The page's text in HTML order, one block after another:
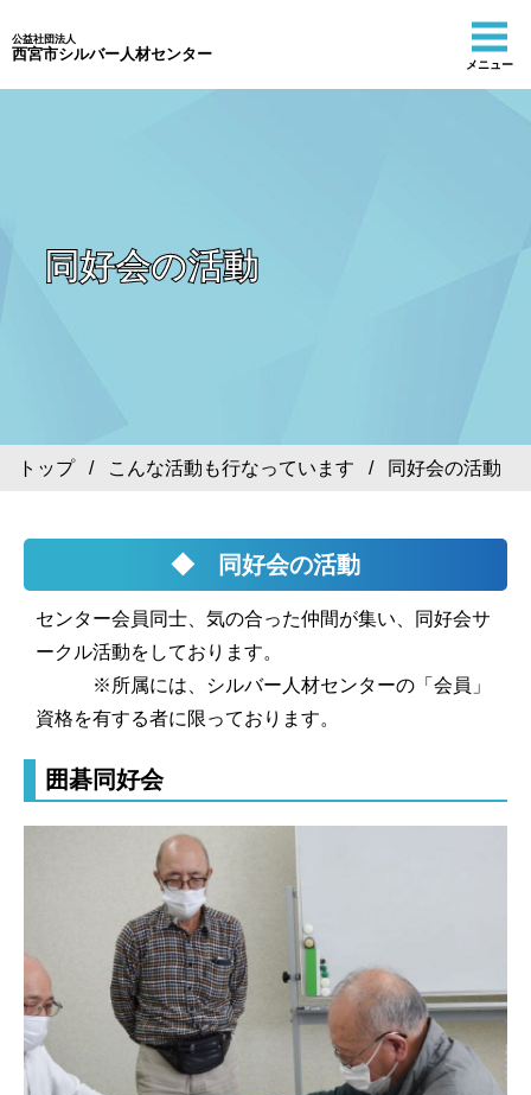
公益社団法人
西宮市シルバー人材センター
メニュー
同好会の活動
トップ/ こんな活動も行なっています / 同好会の活動
◆ 同好会の活動
センター会員同士、気の合った仲間が集い、同好会サ
ークル活動をしております。
※所属には、シルバー人材センターの「会員」
資格を有する者に限っております。
囲碁同好会